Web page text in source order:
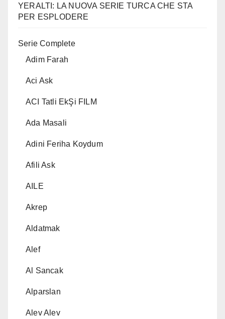
YERALTI: LA NUOVA SERIE TURCA CHE STA
PER ESPLODERE
Serie Complete
Adim Farah
Aci Ask
ACI Tatli EkŞi FILM
Ada Masali
Adini Feriha Koydum
Afili Ask
AILE
Akrep
Aldatmak
Alef
Al Sancak
Alparslan
Alev Alev